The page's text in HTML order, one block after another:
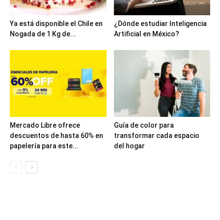
Ya está disponible el Chile en
Nogada de 1 Kg de...
¿Dónde estudiar Inteligencia
Artificial en México?
Mercado Libre ofrece
descuentos de hasta 60% en
papelería para este...
Guía de color para
transformar cada espacio
del hogar